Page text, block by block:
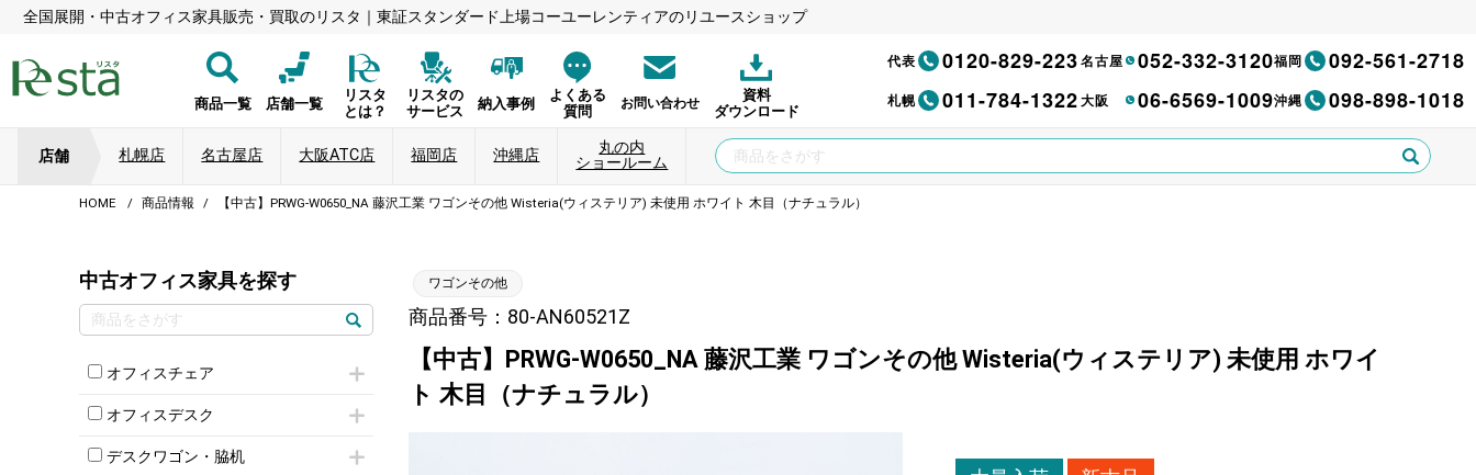
全国展開・中古オフィス家具販売・買取のリスタ｜東証スタンダード上場コーユーレンティアのリユースショップ
商品一覧 店舗一覧
リスタ
とは？
リスタの
サービス
納入事例
よくある
質問
お問い合わせ
資料
ダウンロード
代表 0120-829-223名古屋 052-332-3120福岡 092-561-2718
札幌 011-784-1322大阪 06-6569-1009沖縄 098-898-1018
店舗 札幌店 名古屋店 大阪ATC店 福岡店 沖縄店
丸の内
ショールーム
HOME 商品情報 【中古】PRWG-W0650_NA 藤沢工業 ワゴンその他 Wisteria(ウィステリア) 未使用 ホワイト 木目（ナチュラル）
中古オフィス家具を探す
オフィスチェア
肘付きチェア
肘無しチェア
役員チェア
オフィスデスク
片袖机
フリーアドレスデスク（ベンチデスク）
デスクワゴン・脇机
ワゴンその他
商品番号：80-AN60521Z
【中古】PRWG-W0650_NA 藤沢工業 ワゴンその他 Wisteria(ウィステリア) 未使用 ホワイ
ト 木目（ナチュラル）